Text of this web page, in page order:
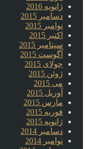
ژانویه 2016
دسامبر 2015
نوامبر 2015
اکتبر 2015
سپتامبر 2015
آگوست 2015
جولای 2015
ژوئن 2015
می 2015
آوریل 2015
مارس 2015
فوریه 2015
ژانویه 2015
دسامبر 2014
نوامبر 2014